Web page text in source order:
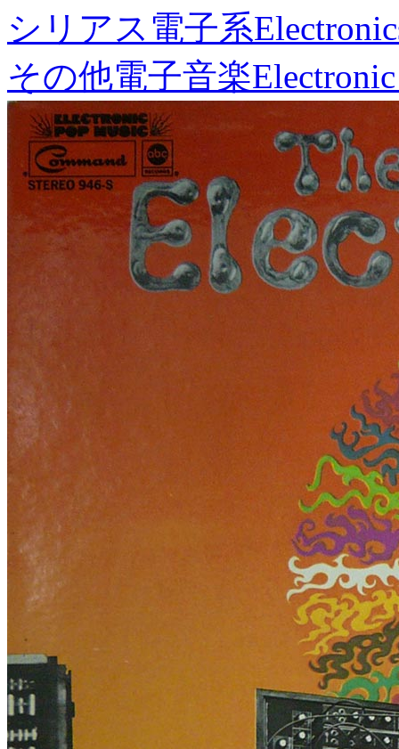
シリアス電子系
その他電子音楽